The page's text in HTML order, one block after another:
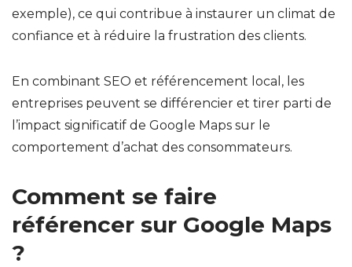
exemple), ce qui contribue à instaurer un climat de
confiance et à réduire la frustration des clients.
En combinant SEO et référencement local, les
entreprises peuvent se différencier et tirer parti de
l’impact significatif de Google Maps sur le
comportement d’achat des consommateurs.
Comment se faire
référencer sur Google Maps
?